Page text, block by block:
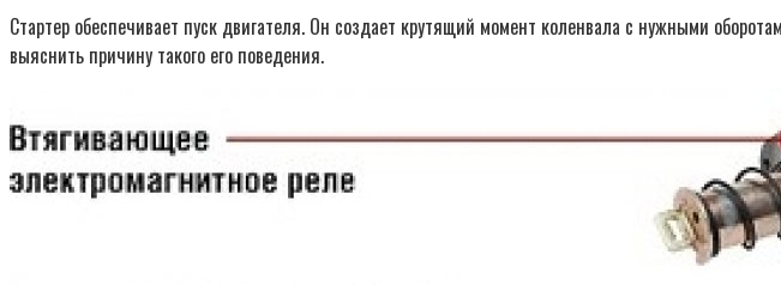
Стартер обеспечивает пуск двигателя. Он создает крутящий момент коленвала с нужными
выяснить причину такого его поведения.